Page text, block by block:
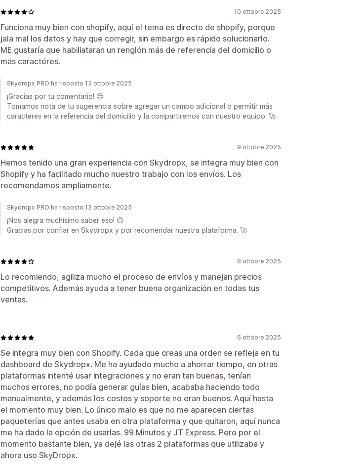
10 ottobre 2025
Funciona muy bien con shopify, aquí el tema es directo de shopify, porque
jala mal los datos y hay que corregir, sin embargo es rápido solucionarlo.
ME gustaría que habiliataran un renglón más de referencia del domicilio o
más caractéres.
Skydropx PRO ha risposto 13 ottobre 2025
¡Gracias por tu comentario! 😊
Tomamos nota de tu sugerencia sobre agregar un campo adicional o permitir más
caracteres en la referencia del domicilio y la compartiremos con nuestro equipo. 🚀
9 ottobre 2025
Hemos tenido una gran experiencia con Skydropx, se integra muy bien con
Shopify y ha facilitado mucho nuestro trabajo con los envíos. Los
recomendamos ampliamente.
Skydropx PRO ha risposto 13 ottobre 2025
¡Nos alegra muchísimo saber eso! 😊
Gracias por confiar en Skydropx y por recomendar nuestra plataforma. 🚀
8 ottobre 2025
Lo recomiendo, agiliza mucho el proceso de envíos y manejan precios
competitivos. Además ayuda a tener buena organización en todas tus
ventas.
6 ottobre 2025
Se integra muy bien con Shopify. Cada que creas una orden se refleja en tu
dashboard de Skydropx. Me ha ayudado mucho a ahorrar tiempo, en otras
plataformas intenté usar integraciones y no eran tan buenas, tenían
muchos errores, no podía generar guías bien, acababa haciendo todo
manualmente, y además los costos y soporte no eran buenos. Aquí hasta
el momento muy bien. Lo único malo es que no me aparecen ciertas
paqueterías que antes usaba en otra plataforma y que quitaron, aquí nunca
me ha dado la opción de usarlas. 99 Minutos y JT Express. Pero por el
momento bastante bien, ya dejé las otras 2 plataformas que utilizaba y
ahora uso SkyDropx.